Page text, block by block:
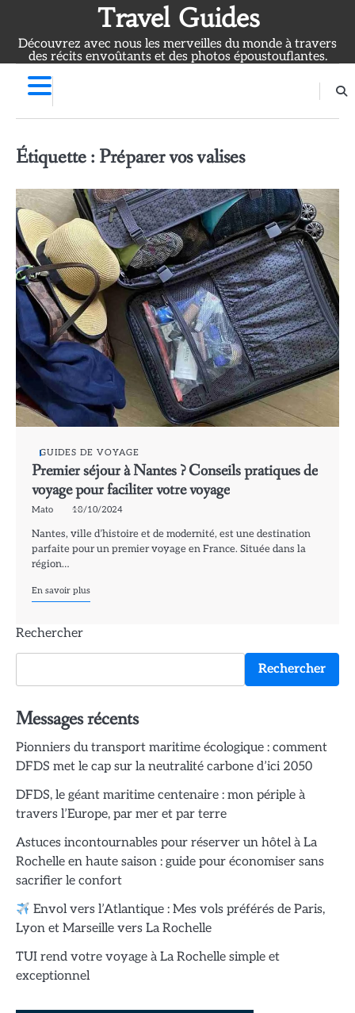
content
Travel Guides
Découvrez avec nous les merveilles du monde à travers
des récits envoûtants et des photos époustouflantes.
Étiquette : Préparer vos valises
GUIDES DE VOYAGE
Premier séjour à Nantes ? Conseils pratiques de
voyage pour faciliter votre voyage
Mato 18/10/2024
Nantes, ville d’histoire et de modernité, est une destination
parfaite pour un premier voyage en France. Située dans la
région…
En savoir plus
Rechercher
Rechercher
Messages récents
Pionniers du transport maritime écologique : comment
DFDS met le cap sur la neutralité carbone d’ici 2050
DFDS, le géant maritime centenaire : mon périple à
travers l’Europe, par mer et par terre
Astuces incontournables pour réserver un hôtel à La
Rochelle en haute saison : guide pour économiser sans
sacrifier le confort
Envol vers l’Atlantique : Mes vols préférés de Paris,
Lyon et Marseille vers La Rochelle
TUI rend votre voyage à La Rochelle simple et
exceptionnel